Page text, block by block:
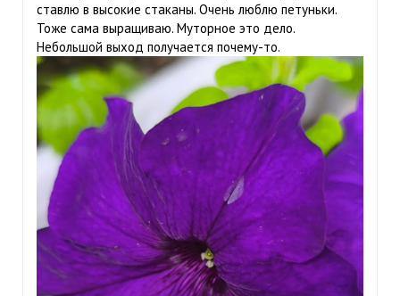
ставлю в высокие стаканы. Очень люблю петуньки.
Тоже сама выращиваю. Муторное это дело.
Небольшой выход получается почему-то.